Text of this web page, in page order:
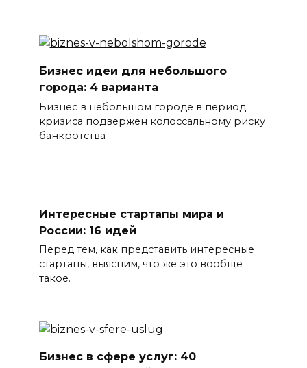
Бизнес идеи для небольшого
города: 4 варианта
Бизнес в небольшом городе в период
кризиса подвержен колоссальному риску
банкротства
Интересные стартапы мира и
России: 16 идей
Перед тем, как представить интересные
стартапы, выясним, что же это вообще
такое.
Бизнес в сфере услуг: 40